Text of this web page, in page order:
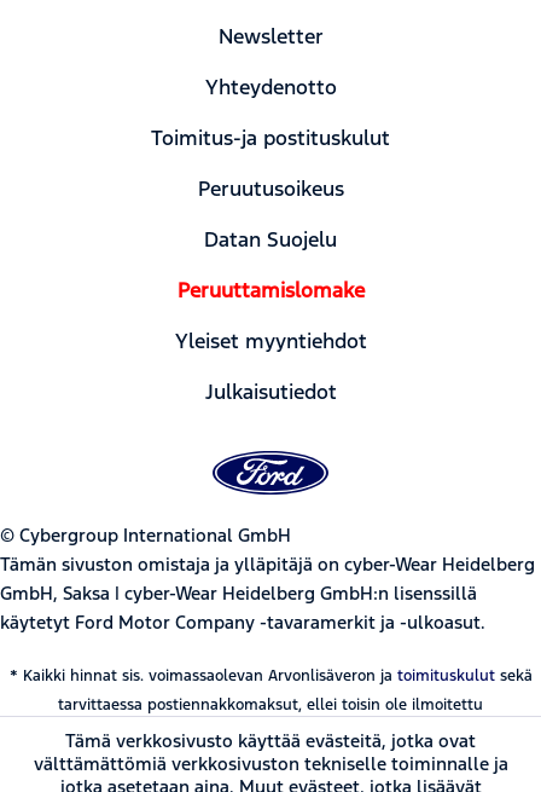
Newsletter
Yhteydenotto
Toimitus-ja postituskulut
Peruutusoikeus
Datan Suojelu
Peruuttamislomake
Yleiset myyntiehdot
Julkaisutiedot
© Cybergroup International GmbH
Tämän sivuston omistaja ja ylläpitäjä on cyber-Wear Heidelberg
GmbH, Saksa | cyber-Wear Heidelberg GmbH:n lisenssillä
käytetyt Ford Motor Company -tavaramerkit ja -ulkoasut.
* Kaikki hinnat sis. voimassaolevan Arvonlisäveron ja toimituskulutsekä
tarvittaessa postiennakkomaksut, ellei toisin ole ilmoitettu
Tämä verkkosivusto käyttää evästeitä, jotka ovat
välttämättömiä verkkosivuston tekniselle toiminnalle ja
jotka asetetaan aina. Muut evästeet, jotka lisäävät